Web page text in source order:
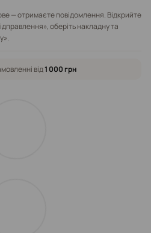
— отримаєте повідомлення. Відкрийте
оберіть накладну та
від1 000 грн